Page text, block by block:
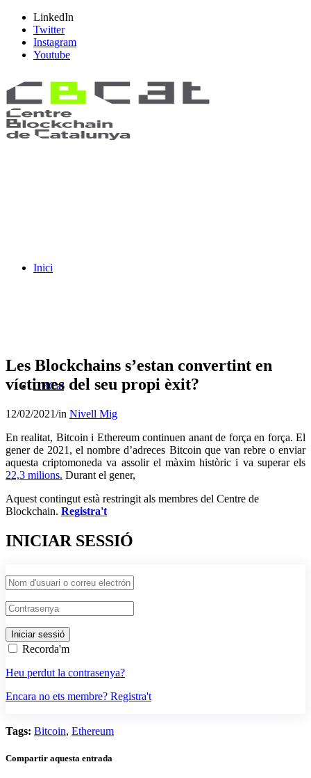
LinkedIn
Twitter
Instagram
Youtube
Inici
CBCat
Les Blockchains s’estan convertint en
víctimes del seu propi èxit?
12/02/2021/in Nivell Mig
En realitat, Bitcoin i Ethereum continuen anant de força en força. El
gener de 2021, el nombre d’adreces Bitcoin que van rebre o enviar
aquesta criptomoneda va assolir el màxim històric i va superar els
22,3 milions. Durant el gener,
Aquest contingut està restringit als membres del Centre de
Blockchain. Registra't
INICIAR SESSIÓ
Recorda'm
Heu perdut la contrasenya?
Encara no ets membre? Registra't
Tags: Bitcoin, Ethereum
Compartir aquesta entrada